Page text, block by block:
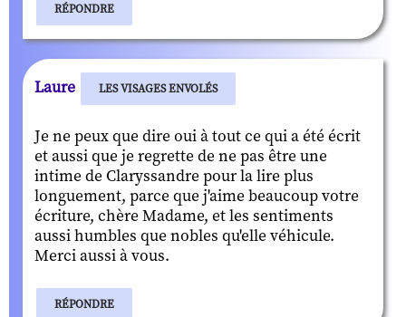
RÉPONDRE
Laure LES VISAGES ENVOLÉS
Je ne peux que dire oui à tout ce qui a été écrit
et aussi que je regrette de ne pas être une
intime de Claryssandre pour la lire plus
longuement, parce que j'aime beaucoup votre
écriture, chère Madame, et les sentiments
aussi humbles que nobles qu'elle véhicule.
Merci aussi à vous.
RÉPONDRE